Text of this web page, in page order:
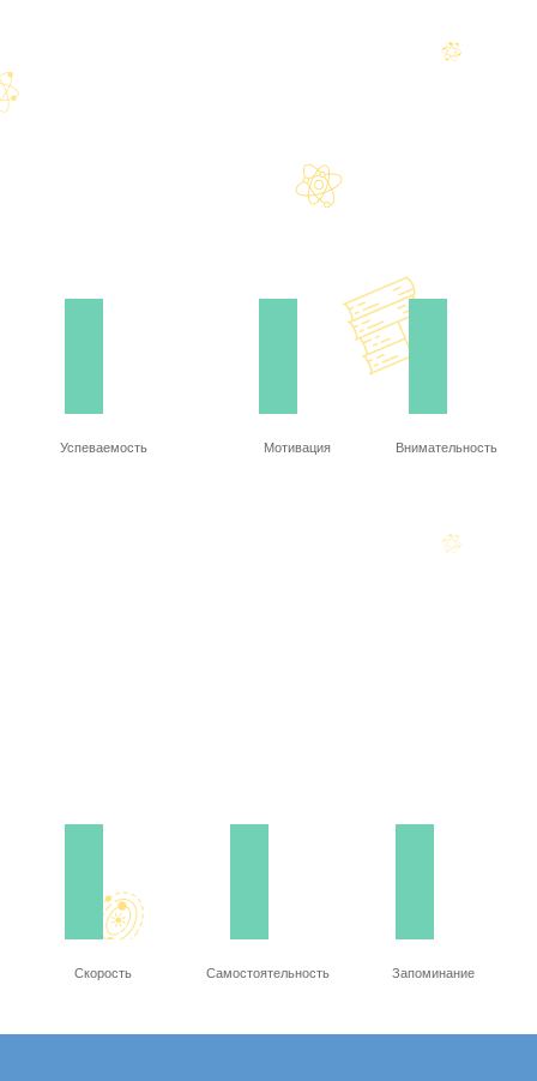
Успеваемость Мотивация Внимательность
Скорость Самостоятельность Запоминание